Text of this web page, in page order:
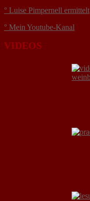
° Luise Pimpernell ermittelt
° Mein Youtube-Kanal
VIDEOS